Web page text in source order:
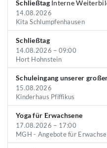
SchließtagInterne
14.08.2026
Kita Schlumpfenhausen
Schließtag
14.08.2026 – 09:00
Hort Hohnstein
Schuleingang unserer
15.08.2026
Kinderhaus Pfiffikus
Yoga für Erwachsene
17.08.2026 – 17:00
MGH - Angebote für